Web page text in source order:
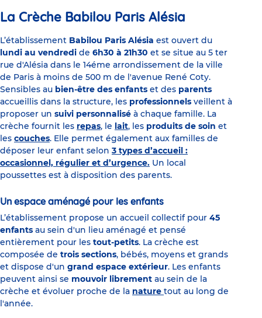
La Crèche Babilou Paris Alésia
L’établissement Babilou Paris Alésia est ouvert du
lundi au vendredi de 6h30 à 21h30 et se situe au 5 ter
rue d'Alésia dans le 14éme arrondissement de la ville
de Paris à moins de 500 m de l'avenue René Coty.
Sensibles au bien-être des enfants et des parents
accueillis dans la structure, les professionnels veillent à
proposer un suivi personnalisé à chaque famille. La
crèche fournit les repas, le lait, les produits de soin et
les couches. Elle permet également aux familles de
déposer leur enfant selon 3 types d’accueil :
occasionnel, régulier et d’urgence. Un local
poussettes est à disposition des parents.
Un espace aménagé pour les enfants
L’établissement propose un accueil collectif pour 45
enfants au sein d'un lieu aménagé et pensé
entièrement pour les tout-petits. La crèche est
composée de trois sections, bébés, moyens et grands
et dispose d'un grand espace extérieur. Les enfants
peuvent ainsi se mouvoir librement au sein de la
crèche et évoluer proche de la nature tout au long de
l'année.